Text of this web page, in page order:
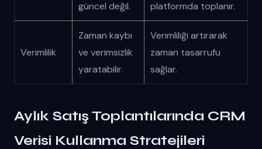
güncel değil.
platformda toplanır.
Verimlilik
Zaman kaybı
ve verimsizlik
yaratabilir.
Verimliliği artırarak
zaman tasarrufu
sağlar.
Aylık Satış Toplantılarında CRM
Verisi Kullanma Stratejileri